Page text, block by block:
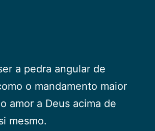
a pedra angular de
o mandamento maior
amor a Deus acima de
mesmo.